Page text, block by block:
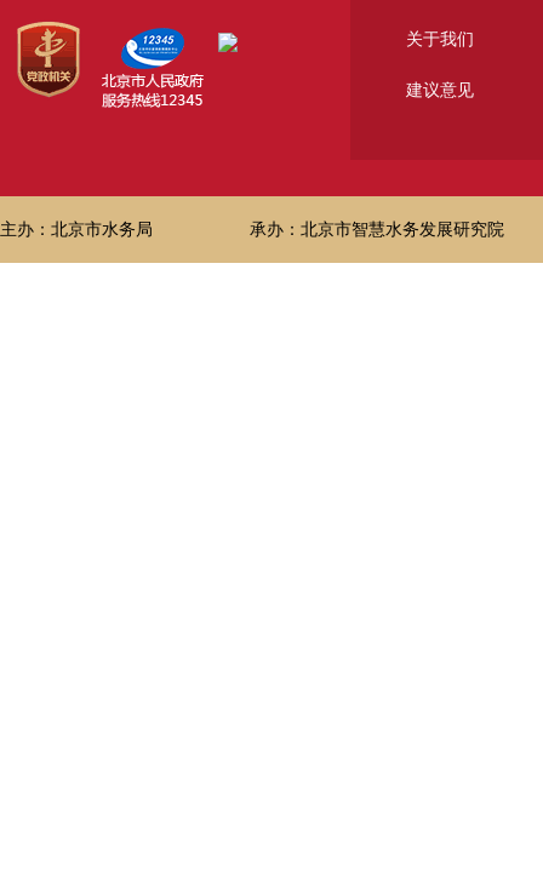
关于我们
建议意见
主办：北京市水务局 承办：北京市智慧水务发展研究院